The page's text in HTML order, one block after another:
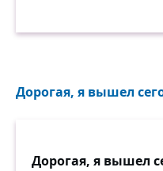
Дорогая, я вышел
Дорогая, я вышел